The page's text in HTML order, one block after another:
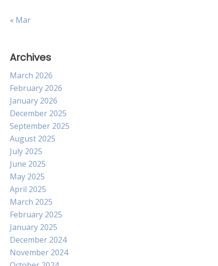
« Mar
Archives
March 2026
February 2026
January 2026
December 2025
September 2025
August 2025
July 2025
June 2025
May 2025
April 2025
March 2025
February 2025
January 2025
December 2024
November 2024